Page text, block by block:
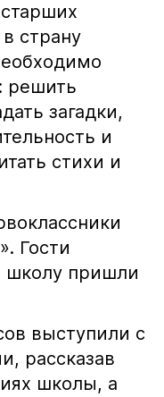
страну
решить
загадки,
и
стихи и
Гости
школу пришли
выступили с
рассказав
школы, а